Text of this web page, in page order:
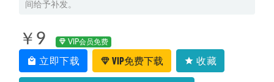
间给予补发。
￥9 VIP会员免费
立即下载 VIP免费下载 收藏
2024蔺天威高三物理s秋季班24年高考物理一轮复习教程+课
2023邓康尧高三生物a+寒春班23年高考生物二三轮复习视频
教程+课堂笔记 2023-05-17
高中历史网课2023席月高三历史一轮复习视频教程+讲义秋季